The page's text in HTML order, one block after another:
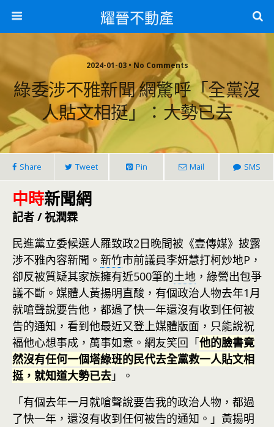
耀晉不動產
2024-01-03 • No Comments
綠委涉不雅新聞 網驚呼「全黨沒
人貼文相挺」：大勢已去
Share Tweet Pin Mail SMS
中時新聞網
記者 / 祝潤霖
民進黨立委候選人羅致政2日晚間被《壹傳媒》披露
涉不雅內容新聞。 新竹市前議員李妍慧打柯炒地P，
卻反被質疑其家族擁有近500筆的土地 ，綠營出包爭
議不斷。媒體人黃揚明直酸，有個政治人物去年1月
就嗆聲說要告他，都過了快一年還沒有收到任何被
告的通知，看到他最近又登上媒體版面，只能說祝
褔他心想事成，萬事如意。網友笑回「他的臉書竟
然沒有任何一個塔綠班的民代去全黨救一人貼文相
挺，就知道大勢已去 」。
「有個去年一月就嗆聲說要告我的政治人物，都過
了快一年，還沒有收到任何被告的通知。」黃揚明